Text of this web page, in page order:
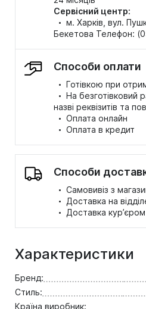
Сервісний центр:
· м. Харків, вул.
Бекетова Телефон:
Способи оплати
· Готівкою при
· На безготівковий
назві реквізитів та
· Оплата онлайн
· Оплата в кредит
Способи
· Самовивіз з
· Доставка на
· Доставка
Характеристики
Бренд:
Стиль:
Країна виробник: